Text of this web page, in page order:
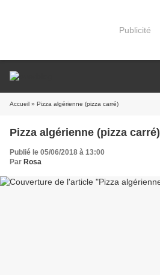
Publicité
Accueil » Pizza algérienne (pizza carré)
Pizza algérienne (pizza carré)
Publié le 05/06/2018 à 13:00
Par Rosa